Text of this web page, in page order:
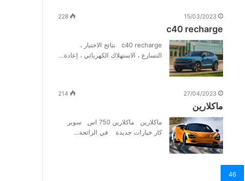
15/03/2023
228
c40 recharge
c40 recharge نتائج الاختبار ،
التسارع ، الاستهلاك الكهربائي ، إعادة…
27/04/2023
214
ماكلارين
ماكلارين ماكلارين 750 اس سوبر
كار خيارات جديدة في الرائحة…
46